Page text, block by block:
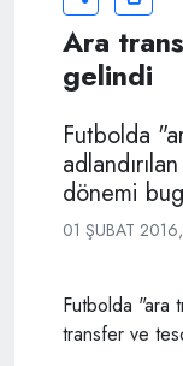
Ara
gelindi
Futbolda
dönemi
01 ŞUBAT
Futbolda "ara
transfer ve